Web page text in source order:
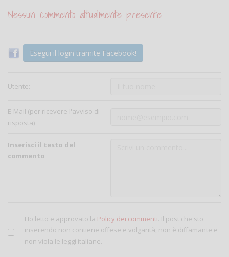
Nessun commento attualmente presente
Esegui il login tramite Facebook!
Utente:
E-Mail (per ricevere l'avviso di
risposta)
Inserisci il testo del
commento
Ho letto e approvato la Policy dei commenti. Il post che sto
inserendo non contiene offese e volgarità, non è diffamante e
non viola le leggi italiane.